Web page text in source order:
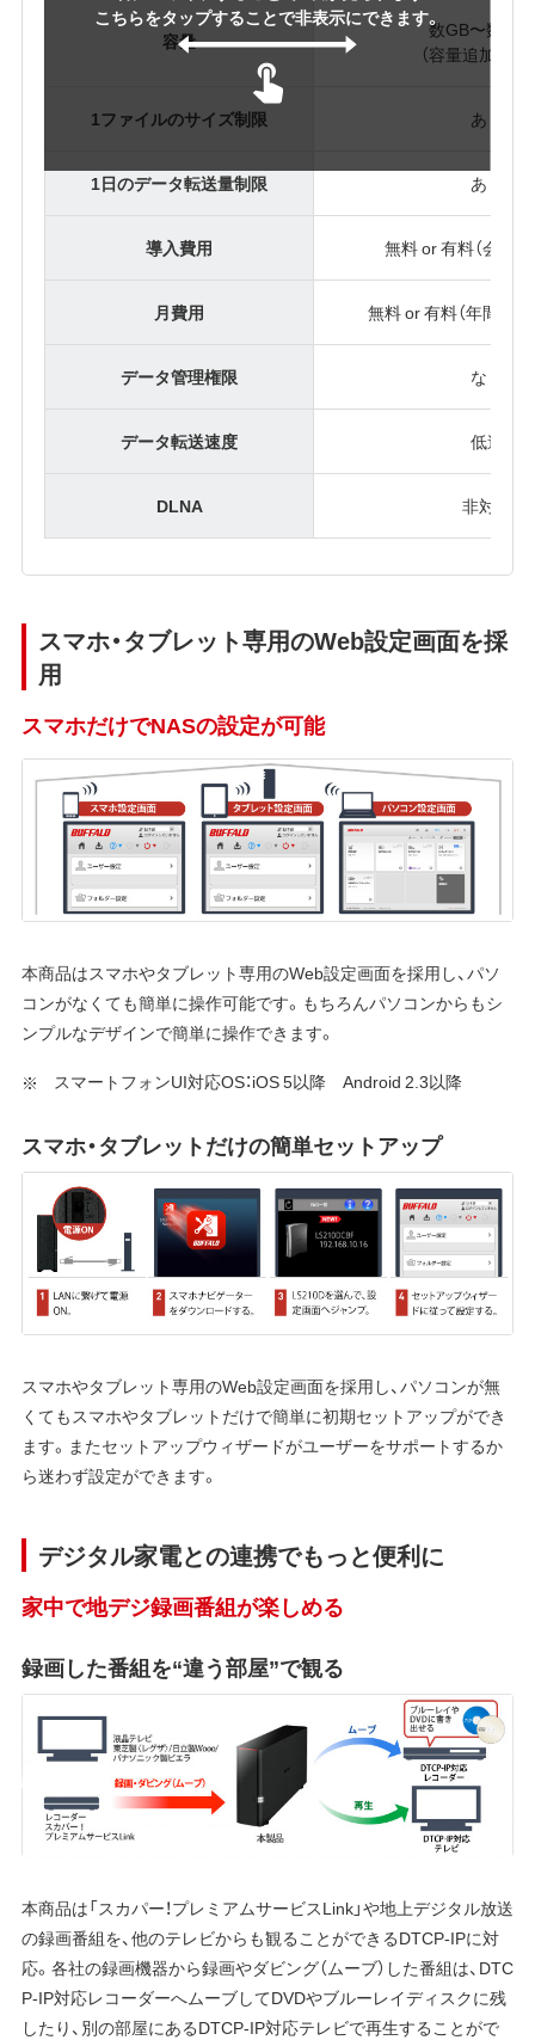
こちらをタップすることで非表示にできます。
容量
数GB〜数
（容量追加は有
1ファイルのサイズ制限 あり
1日のデータ転送量制限 あり
導入費用 無料 or 有料（会員登
月費用 無料 or 有料（年間タ
データ管理権限 なし
データ転送速度 低速
DLNA 非対応
スマホ・タブレット専用のWeb設定画面を採
用
スマホだけでNASの設定が可能
本商品はスマホやタブレット専用のWeb設定画面を採用し、パソ
コンがなくても簡単に操作可能です。もちろんパソコンからもシ
ンプルなデザインで簡単に操作できます。
スマートフォンUI対応OS：iOS 5以降 Android 2.3以降
スマホ・タブレットだけの簡単セットアップ
スマホやタブレット専用のWeb設定画面を採用し、パソコンが無
くてもスマホやタブレットだけで簡単に初期セットアップができ
ます。またセットアップウィザードがユーザーをサポートするか
ら迷わず設定ができます。
デジタル家電との連携でもっと便利に
家中で地デジ録画番組が楽しめる
録画した番組を“違う部屋”で観る
本商品は「スカパー！プレミアムサービスLink」や地上デジタル放送
の録画番組を、他のテレビからも観ることができるDTCP-IPに対
応。各社の録画機器から録画やダビング（ムーブ）した番組は、DTC
P-IP対応レコーダーへムーブしてDVDやブルーレイディスクに残
したり、別の部屋にあるDTCP-IP対応テレビで再生することがで